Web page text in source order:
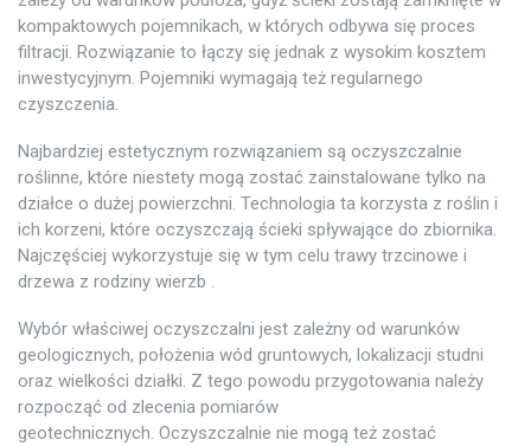
kompaktowych pojemnikach, w których odbywa się proces
filtracji. Rozwiązanie to łączy się jednak z wysokim kosztem
inwestycyjnym. Pojemniki wymagają też regularnego
czyszczenia.
Najbardziej estetycznym rozwiązaniem są oczyszczalnie
roślinne, które niestety mogą zostać zainstalowane tylko na
działce o dużej powierzchni. Technologia ta korzysta z roślin i
ich korzeni, które oczyszczają ścieki spływające do zbiornika.
Najczęściej wykorzystuje się w tym celu trawy trzcinowe i
drzewa z rodziny wierzb .
Wybór właściwej oczyszczalni jest zależny od warunków
geologicznych, położenia wód gruntowych, lokalizacji studni
oraz wielkości działki. Z tego powodu przygotowania należy
rozpocząć od zlecenia pomiarów
geotechnicznych. Oczyszczalnie nie mogą też zostać